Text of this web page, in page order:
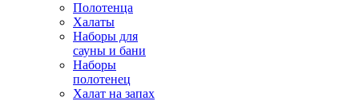
Полотенца
Халаты
Наборы для
сауны и бани
Наборы
полотенец
Халат на запах